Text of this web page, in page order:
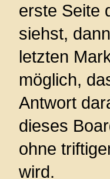
erste Seite
siehst,
letzten
möglich,
Antwort
dieses
ohne
wird.